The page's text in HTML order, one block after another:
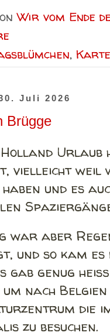
Wir vom Ende
,
Juli 2026
Brügge
Urlaub
vielleicht weil
und es
war aber
und so kam
gab genug
nach
die
zu besuchen.